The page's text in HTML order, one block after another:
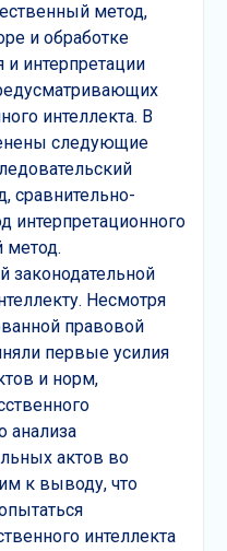
метод,
и обработке
интерпретации
интеллекта. В
следующие
сравнительно-
интерпретационного
метод.
законодательной
Несмотря
правовой
первые усилия
и норм,
анализа
актов во
к выводу, что
интеллекта